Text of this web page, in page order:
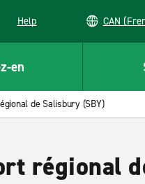
window
Help CAN
en
de Salisbury (SBY)
régional